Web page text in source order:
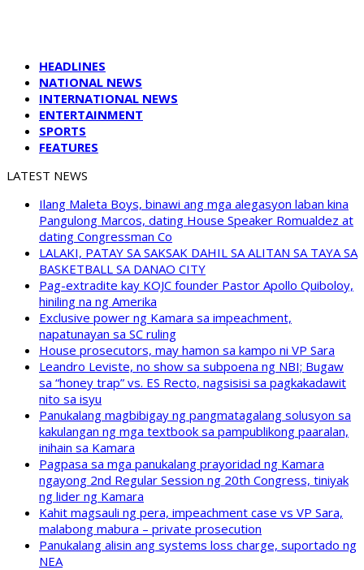
HEADLINES
NATIONAL NEWS
INTERNATIONAL NEWS
ENTERTAINMENT
SPORTS
FEATURES
LATEST NEWS
Ilang Maleta Boys, binawi ang mga alegasyon laban kina
Pangulong Marcos, dating House Speaker Romualdez at
dating Congressman Co
LALAKI, PATAY SA SAKSAK DAHIL SA ALITAN SA TAYA SA
BASKETBALL SA DANAO CITY
Pag-extradite kay KOJC founder Pastor Apollo Quiboloy,
hiniling na ng Amerika
Exclusive power ng Kamara sa impeachment,
napatunayan sa SC ruling
House prosecutors, may hamon sa kampo ni VP Sara
Leandro Leviste, no show sa subpoena ng NBI; Bugaw
sa “honey trap” vs. ES Recto, nagsisisi sa pagkakadawit
nito sa isyu
Panukalang magbibigay ng pangmatagalang solusyon sa
kakulangan ng mga textbook sa pampublikong paaralan,
inihain sa Kamara
Pagpasa sa mga panukalang prayoridad ng Kamara
ngayong 2nd Regular Session ng 20th Congress, tiniyak
ng lider ng Kamara
Kahit magsauli ng pera, impeachment case vs VP Sara,
malabong mabura – private prosecution
Panukalang alisin ang systems loss charge, suportado ng
NEA